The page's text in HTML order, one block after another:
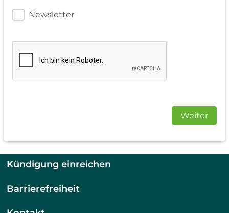
Newsletter
Weiter
Kündigung einreichen
Barrierefreiheit